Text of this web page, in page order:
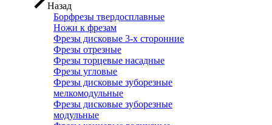
Назад
Борфрезы твердосплавные
Ножи к фрезам
Фрезы дисковые 3-х сторонние
Фрезы отрезные
Фрезы торцевые насадные
Фрезы угловые
Фрезы дисковые зуборезные
мелкомодульные
Фрезы дисковые зуборезные
модульные